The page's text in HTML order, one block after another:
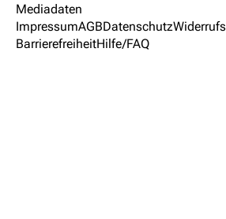
Mediadaten
ImpressumAGBDatenschutz
BarrierefreiheitHilfe/FAQ